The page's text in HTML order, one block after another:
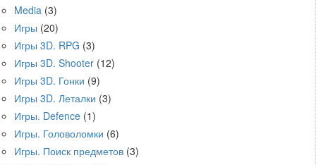
Media (3)
Игры (20)
Игры 3D. RPG (3)
Игры 3D. Shooter (12)
Игры 3D. Гонки (9)
Игры 3D. Леталки (3)
Игры. Defence (1)
Игры. Головоломки (6)
Игры. Поиск предметов (3)